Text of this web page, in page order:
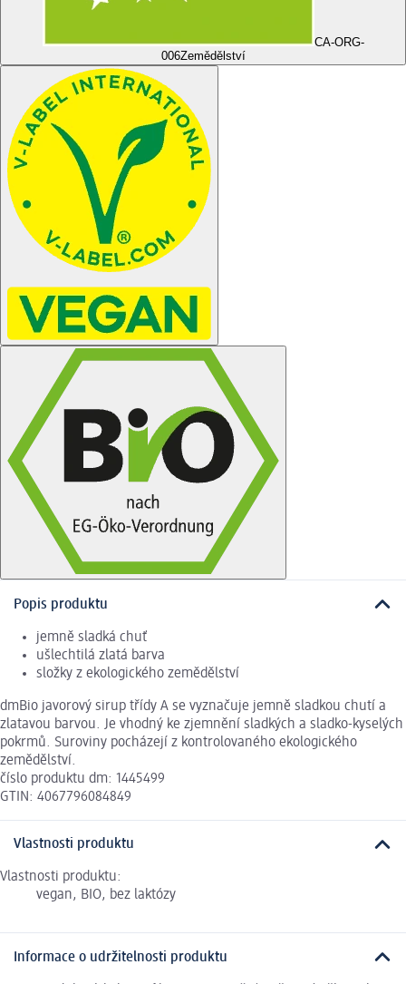
CA-ORG-
006Zemědělství
Popis produktu
jemně sladká chuť
ušlechtilá zlatá barva
složky z ekologického zemědělství
dmBio javorový sirup třídy A se vyznačuje jemně sladkou chutí a
zlatavou barvou. Je vhodný ke zjemnění sladkých a sladko-kyselých
pokrmů. Suroviny pocházejí z kontrolovaného ekologického
zemědělství.
číslo produktu dm: 1445499
GTIN: 4067796084849
Vlastnosti produktu
Vlastnosti produktu:
vegan, BIO, bez laktózy
Informace o udržitelnosti produktu